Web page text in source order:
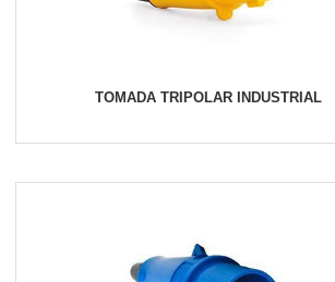
TOMADA TRIPOLAR INDUSTRIAL